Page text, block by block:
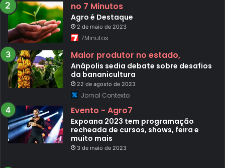
no 7 Minutos
Agro é Destaque
2 de maio de 2023
7Minutos
Maior produtor no estado,
Anápolis sedia debate sobre desafios
da bananicultura
22 de agosto de 2023
Jornal Contexto
Evento - Agro7
Expoana 2023 tem programação
recheada de cursos, shows, feira e
muito mais
3 de maio de 2023